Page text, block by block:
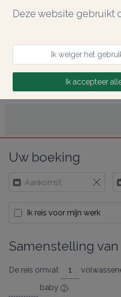
Deze website gebruikt
Ik weiger het
Ik accepteer
Uw boeking
Ik reis voor mijn werk
Samenstelling
De reis omvat
baby
.